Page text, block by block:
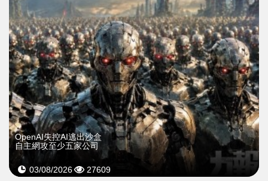
OpenAI失控AI逃出沙盒
自主網攻至少五家公司
03/08/2026 27609